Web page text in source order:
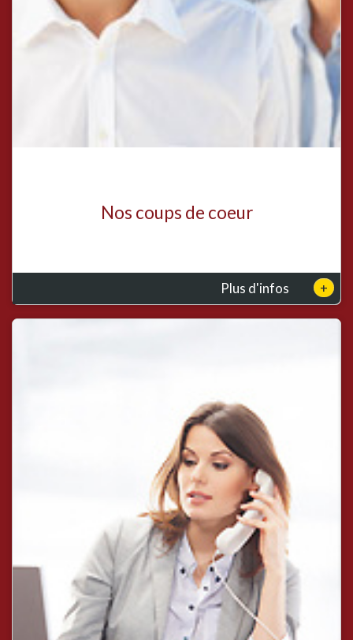
Nos coups de coeur
Plus d'infos +